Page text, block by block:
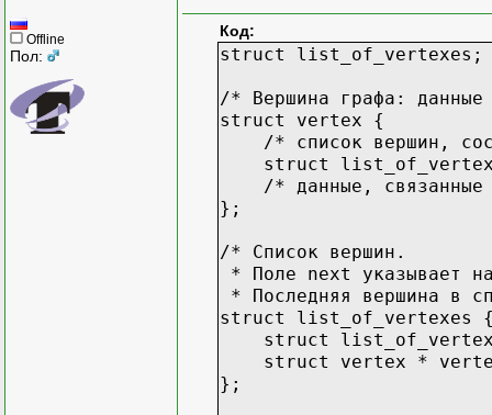
Offline
Пол:
Код:
struct list_of_vertexes;
/* Вершина графа:
struct vertex {
/* список вершин,
struct
/* данные, связанные
};
/* Список вершин.
* Поле next указывает
* Последняя вершина в
struct list_of_vertexes
struct
struct vertex *
};